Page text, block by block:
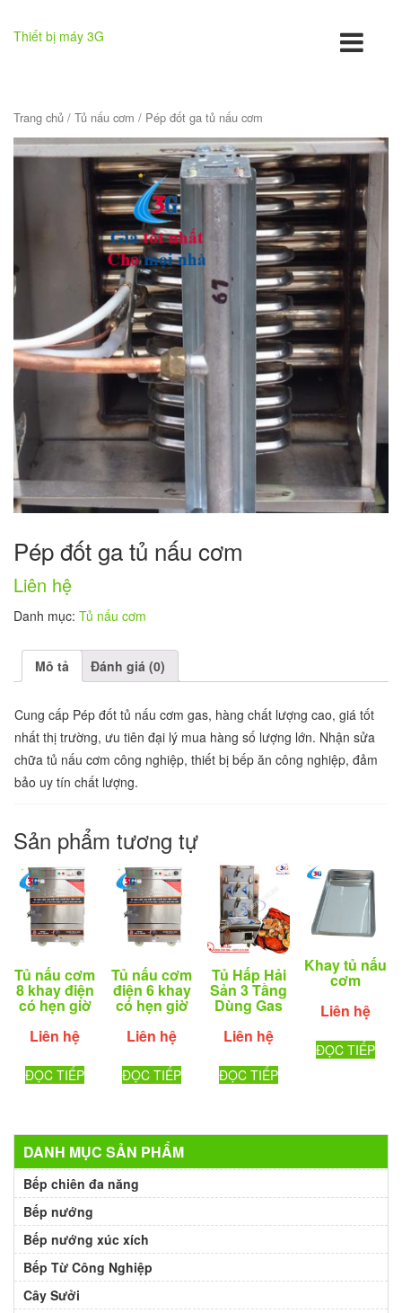
Thiết bị máy 3G
Trang chủ / Tủ nấu cơm / Pép đốt ga tủ nấu cơm
Pép đốt ga tủ nấu cơm
Liên hệ
Danh mục: Tủ nấu cơm
Mô tả Đánh giá (0)
Cung cấp Pép đốt tủ nấu cơm gas, hàng chất lượng cao, giá tốt
nhất thị trường, ưu tiên đại lý mua hàng số lượng lớn. Nhận sửa
chữa tủ nấu cơm công nghiệp, thiết bị bếp ăn công nghiệp, đảm
bảo uy tín chất lượng.
Sản phẩm tương tự
Tủ nấu cơm
8 khay điện
có hẹn giờ
Liên hệ
ĐỌC TIẾP
Tủ nấu cơm
điện 6 khay
có hẹn giờ
Liên hệ
ĐỌC TIẾP
Tủ Hấp Hải
Sản 3 Tầng
Dùng Gas
Liên hệ
ĐỌC TIẾP
Khay tủ nấu
cơm
Liên hệ
ĐỌC TIẾP
DANH MỤC SẢN PHẨM
Bếp chiên đa năng
Bếp nướng
Bếp nướng xúc xích
Bếp Từ Công Nghiệp
Cây Sưởi